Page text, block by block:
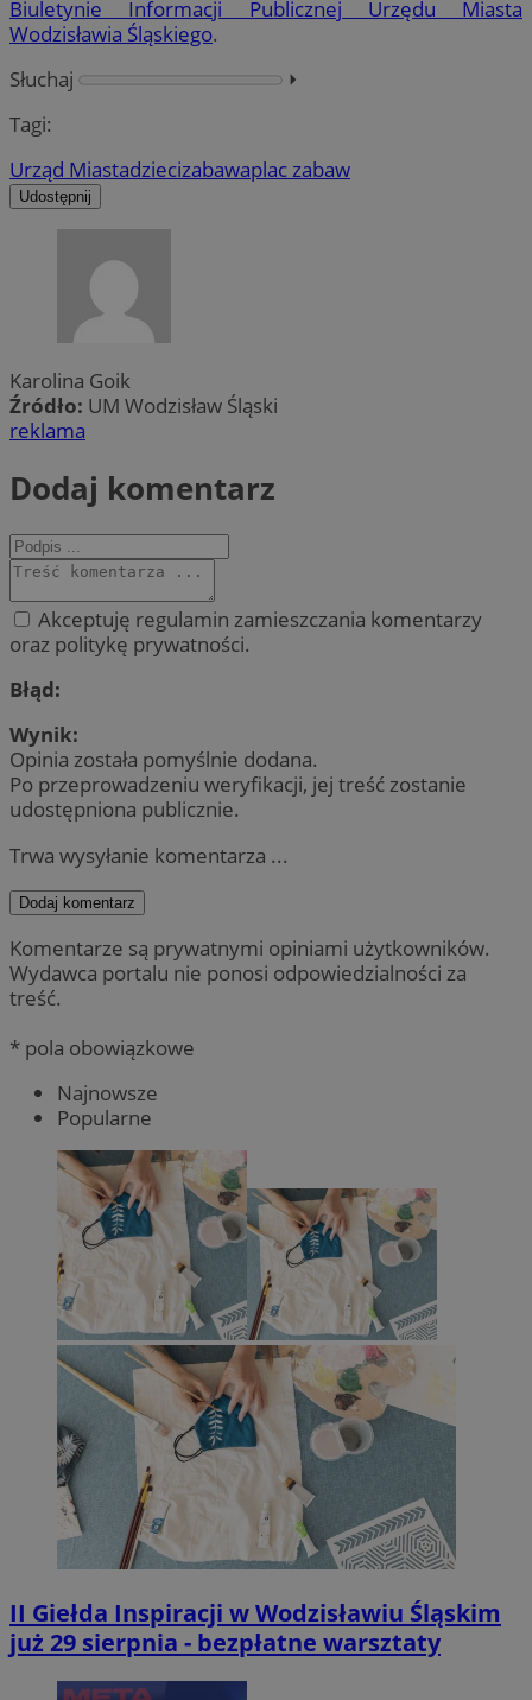
Biuletynie Informacji Publicznej Urzędu Miasta
Wodzisławia Śląskiego.
Słuchaj
⏵︎
Tagi:
Urząd Miastadziecizabawaplac zabaw
Udostępnij
Karolina Goik
Źródło: UM Wodzisław Śląski
reklama
Dodaj komentarz
Akceptuję regulamin zamieszczania komentarzy
oraz politykę prywatności.
Błąd:
Wynik:
Opinia została pomyślnie dodana.
Po przeprowadzeniu weryfikacji, jej treść zostanie
udostępniona publicznie.
Trwa wysyłanie komentarza ...
Dodaj komentarz
Komentarze są prywatnymi opiniami użytkowników.
Wydawca portalu nie ponosi odpowiedzialności za
treść.
* pola obowiązkowe
Najnowsze
Popularne
II Giełda Inspiracji w Wodzisławiu Śląskim
już 29 sierpnia - bezpłatne warsztaty